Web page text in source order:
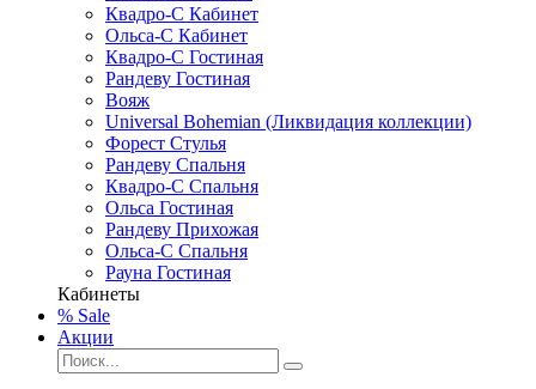
Квадро-С Кабинет
Ольса-С Кабинет
Квадро-С Гостиная
Рандеву Гостиная
Вояж
Universal Bohemian (Ликвидация коллекции)
Форест Стулья
Рандеву Спальня
Квадро-С Спальня
Ольса Гостиная
Рандеву Прихожая
Ольса-С Спальня
Рауна Гостиная
Кабинеты
% Sale
Акции